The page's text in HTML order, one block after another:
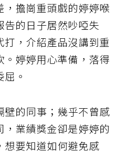
，擔崗重頭戲的婷婷喉
告的日子居然吵啞失
，介紹產品沒講到重
。婷婷用心準備，落得
。
壁的同事；幾乎不曾感
，業績獎金卻是婷婷的
想要知道如何避免感